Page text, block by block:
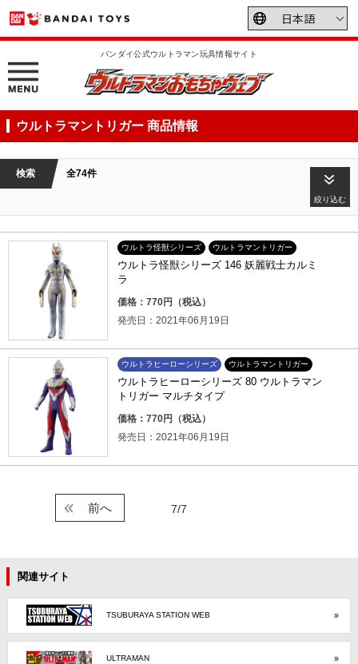
バンダイ公式ウルトラマン玩具情報サイト
ウルトラマントリガー 商品情報
検索 全74件
絞り込む
ウルトラ怪獣シリーズ ウルトラマントリガー
ウルトラ怪獣シリーズ 146 妖麗戦士カルミ
ラ
価格：770円（税込）
発売日：2021年06月19日
ウルトラヒーローシリーズ ウルトラマントリガー
ウルトラヒーローシリーズ 80 ウルトラマン
トリガー マルチタイプ
価格：770円（税込）
発売日：2021年06月19日
7/7
前へ
関連サイト
TSUBURAYA STATION WEB
ULTRAMAN